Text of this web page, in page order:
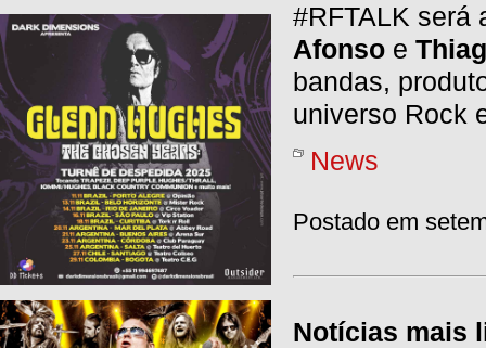
#RFTALK será
Afonso e
bandas,
universo Rock
News
Postado em
Notícias mais